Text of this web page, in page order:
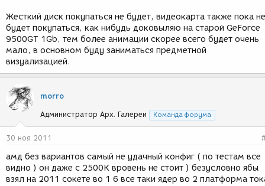
Жесткий диск покупаться не будет, видеокарта также пока не
будет покупаться, как нибудь доковыляю на старой GeForce
9500GT 1Gb, тем более анимации скорее всего будет очень
мало, в основном буду заниматься предметной
визуализацией.
morro
Администратор Арх. Галереи Команда форума
30 ноя 2011
амд без вариантов самый не удачный конфиг ( по тестам все
видно ) он даже с 2500К вровень не стоит ) безусловно ябы
взял на 2011 сокете во 1 6 все таки ядер во 2 платформа